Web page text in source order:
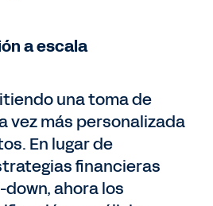
a escala
una toma de
vez más personalizada
En lugar de
financieras
ahora los